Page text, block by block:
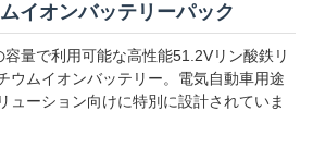
イオンバッテリーパック
量で利用可能な高性能51.2Vリン酸鉄リ
ウムイオンバッテリー。電気自動車用途
ューション向けに特別に設計されていま